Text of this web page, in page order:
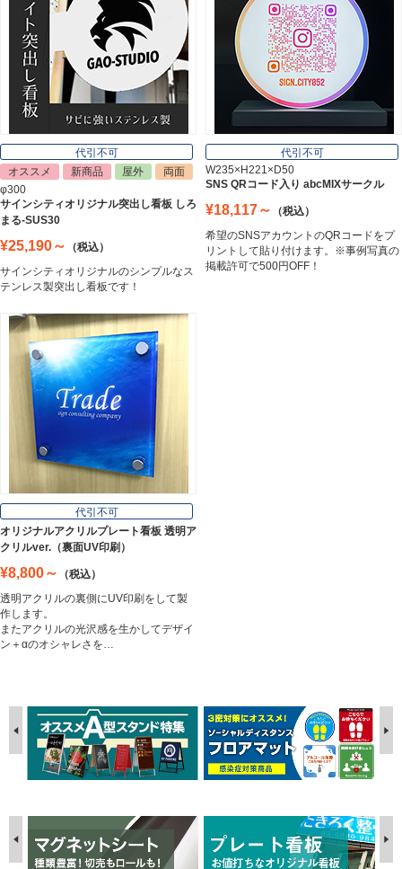
郵便ポスト
Post
Nameplate
代引不可
オススメ
新商品 屋外
両面
φ300
サインシティオリジナル突出し看板 しろ
まる-SUS30
¥25,190～
（税込）
サインシティオリジナルのシンプルなス
テンレス製突出し看板です！
代引不可
W235×H221×D50
SNS QRコード入り abcMIXサークル
¥18,117～
（税込）
希望のSNSアカウントのQRコードをプ
リントして貼り付けます。※事例写真の
掲載許可で500円OFF！
代引不可
オリジナルアクリルプレート看板 透明ア
クリルver.（裏面UV印刷）
¥8,800～
（税込）
透明アクリルの裏側にUV印刷をして製
作します。
またアクリルの光沢感を生かしてデザイ
ン＋αのオシャレさを…